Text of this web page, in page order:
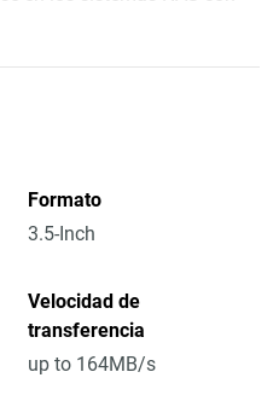
Formato
3.5-Inch
Velocidad de
transferencia
up to 164MB/s